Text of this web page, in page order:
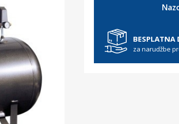
BESPLATNA
za narudžbe